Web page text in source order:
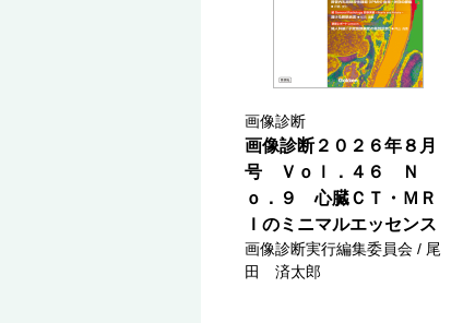
画像診断
画像診断２０２６年８月
号 Ｖｏｌ．４６ Ｎ
ｏ．９ 心臓ＣＴ・ＭＲ
Ｉのミニマルエッセンス
画像診断実行編集委員会 / 尾
田 済太郎